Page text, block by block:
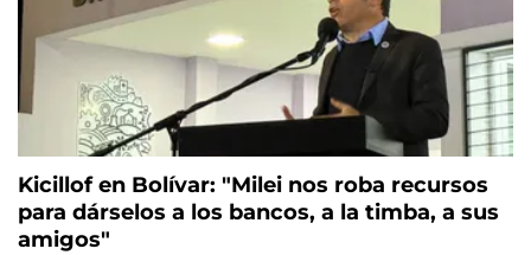
Kicillof en Bolívar: "Milei nos roba recursos
para dárselos a los bancos, a la timba, a sus
amigos"